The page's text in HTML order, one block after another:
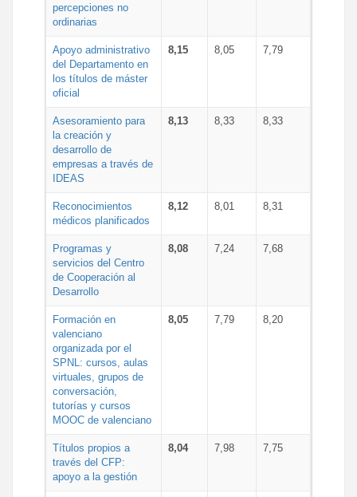
percepciones no
ordinarias
Apoyo administrativo
del Departamento en
los títulos de máster
oficial
8,15 8,05 7,79
Asesoramiento para
la creación y
desarrollo de
empresas a través de
IDEAS
8,13 8,33 8,33
Reconocimientos
médicos planificados
8,12 8,01 8,31
Programas y
servicios del Centro
de Cooperación al
Desarrollo
8,08 7,24 7,68
Formación en
valenciano
organizada por el
SPNL: cursos, aulas
virtuales, grupos de
conversación,
tutorías y cursos
MOOC de valenciano
8,05 7,79 8,20
Títulos propios a
través del CFP:
apoyo a la gestión
8,04 7,98 7,75